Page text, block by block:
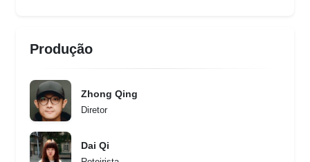
Produção
Zhong Qing
Diretor
Dai Qi